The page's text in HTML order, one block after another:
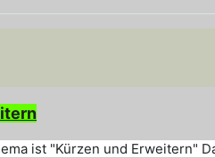
ist "Kürzen und Erweitern"